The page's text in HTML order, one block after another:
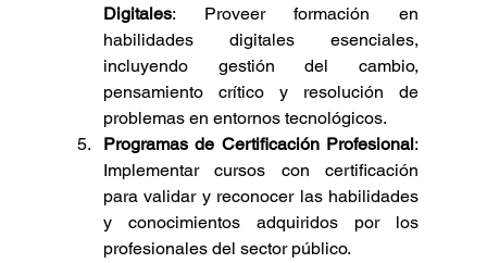
Digitales: Proveer formación en
habilidades digitales esenciales,
incluyendo gestión del cambio,
pensamiento crítico y resolución de
problemas en entornos tecnológicos.
Programas de Certificación Profesional:
Implementar cursos con certificación
para validar y reconocer las habilidades
y conocimientos adquiridos por los
profesionales del sector público.